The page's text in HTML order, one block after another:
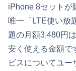
iPhone 8セットが
唯一「LTE使い放
題の月額3,480円
安く使える金額で
ビスについてユ